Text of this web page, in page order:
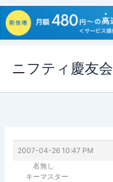
ス
ニフティ慶友会
2007-04-26 10:47 PM
名無し
キーマスター